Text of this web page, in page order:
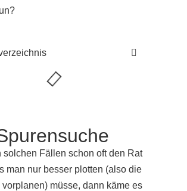
solchen Fällen schon oft den Rat
man nur besser plotten (also die
müsse, dann käme es